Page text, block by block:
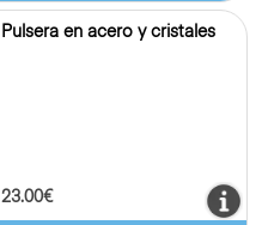
Pulsera en acero y cristales
23.00€